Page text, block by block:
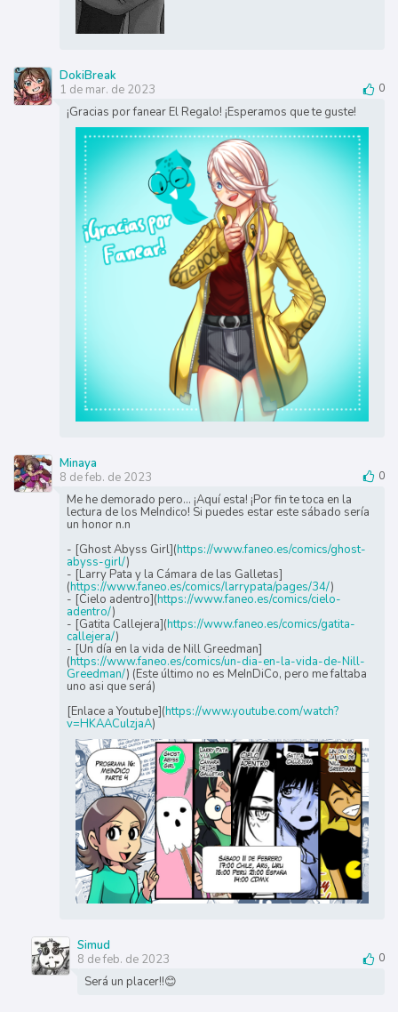
DokiBreak
1 de mar. de 2023
0
¡Gracias por fanear El Regalo! ¡Esperamos que te guste!
Minaya
8 de feb. de 2023
0
Me he demorado pero... ¡Aquí esta! ¡Por fin te toca en la
lectura de los MeIndico! Si puedes estar este sábado sería
un honor n.n
- [Ghost Abyss Girl](https://www.faneo.es/comics/ghost-
abyss-girl/)
- [Larry Pata y la Cámara de las Galletas]
(https://www.faneo.es/comics/larrypata/pages/34/)
- [Cielo adentro](https://www.faneo.es/comics/cielo-
adentro/)
- [Gatita Callejera](https://www.faneo.es/comics/gatita-
callejera/)
- [Un día en la vida de Nill Greedman]
(https://www.faneo.es/comics/un-dia-en-la-vida-de-Nill-
Greedman/) (Este último no es MeInDiCo, pero me faltaba
uno asi que será)
[Enlace a Youtube](https://www.youtube.com/watch?
v=HKAACulzjaA)
Simud
8 de feb. de 2023
0
Será un placer!!😊